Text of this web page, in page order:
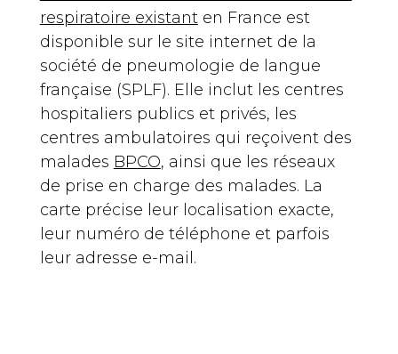
respiratoire existanten France est
disponible sur le site internet de la
société de pneumologie de langue
française (SPLF). Elle inclut les centres
hospitaliers publics et privés, les
centres ambulatoires qui reçoivent des
malades BPCO, ainsi que les réseaux
de prise en charge des malades. La
carte précise leur localisation exacte,
leur numéro de téléphone et parfois
leur adresse e-mail.